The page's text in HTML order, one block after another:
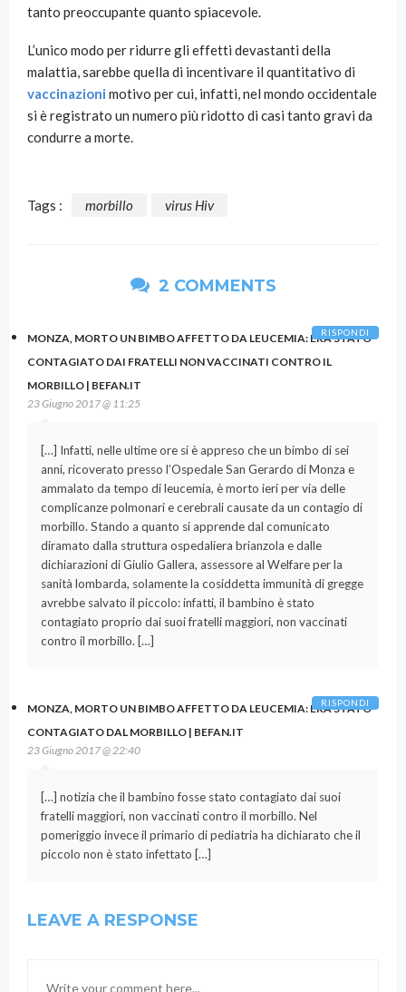
tanto preoccupante quanto spiacevole.
L’unico modo per ridurre gli effetti devastanti della
malattia, sarebbe quella di incentivare il quantitativo di
vaccinazioni motivo per cui, infatti, nel mondo occidentale
si è registrato un numero più ridotto di casi tanto gravi da
condurre a morte.
Tags : morbillo virus Hiv
2 COMMENTS
MONZA, MORTO UN BIMBO AFFETTO DA LEUCEMIA: ERA STATO
CONTAGIATO DAI FRATELLI NON VACCINATI CONTRO IL
MORBILLO | BEFAN.IT
23 Giugno 2017 @ 11:25
[…] Infatti, nelle ultime ore si è appreso che un bimbo di sei
anni, ricoverato presso l’Ospedale San Gerardo di Monza e
ammalato da tempo di leucemia, è morto ieri per via delle
complicanze polmonari e cerebrali causate da un contagio di
morbillo. Stando a quanto si apprende dal comunicato
diramato dalla struttura ospedaliera brianzola e dalle
dichiarazioni di Giulio Gallera, assessore al Welfare per la
sanità lombarda, solamente la cosiddetta immunità di gregge
avrebbe salvato il piccolo: infatti, il bambino è stato
contagiato proprio dai suoi fratelli maggiori, non vaccinati
contro il morbillo. […]
RISPONDI
MONZA, MORTO UN BIMBO AFFETTO DA LEUCEMIA: ERA STATO
CONTAGIATO DAL MORBILLO | BEFAN.IT
23 Giugno 2017 @ 22:40
[…] notizia che il bambino fosse stato contagiato dai suoi
fratelli maggiori, non vaccinati contro il morbillo. Nel
pomeriggio invece il primario di pediatria ha dichiarato che il
piccolo non è stato infettato […]
RISPONDI
LEAVE A RESPONSE